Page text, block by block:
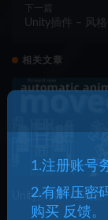
下一篇
Unity插件 – 风
相关文章
Unity插件 – 动画
1.注册账号
2.有解压密
购买 反馈。